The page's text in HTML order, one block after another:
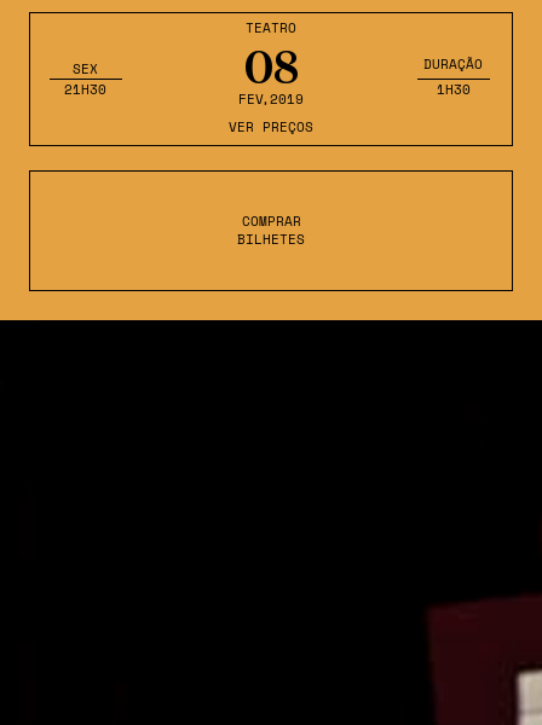
TEATRO
08
FEV,2019
SEX
21H30
DURAÇÃO
1H30
VER PREÇOS
COMPRAR
BILHETES